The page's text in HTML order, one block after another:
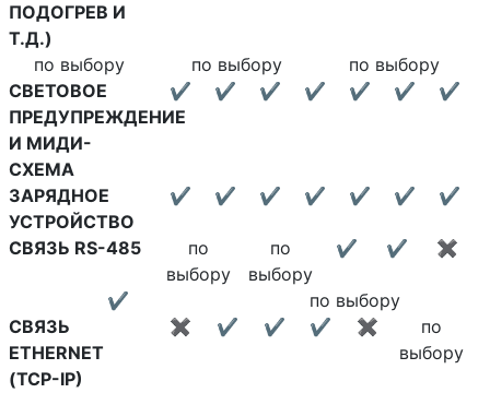
ПОДОГРЕВ И
Т.Д.)
по выбору по выбору
по выбору
СВЕТОВОЕ
ПРЕДУПРЕЖДЕНИЕ
И МИДИ-
СХЕМА
✔ ✔ ✔ ✔ ✔ ✔ ✔
ЗАРЯДНОЕ
УСТРОЙСТВО
✔ ✔ ✔ ✔ ✔ ✔ ✔
СВЯЗЬ RS-485
по
выбору
по
выбору
✔ ✔ ✖
✔
по выбору
СВЯЗЬ
ETHERNET
(TCP-IP)
✖ ✔ ✔ ✔ ✖
по
выбору